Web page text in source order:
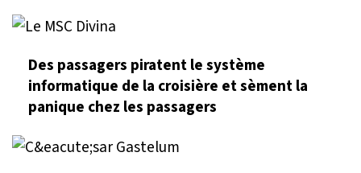
Des passagers piratent le système
informatique de la croisière et sèment la
panique chez les passagers